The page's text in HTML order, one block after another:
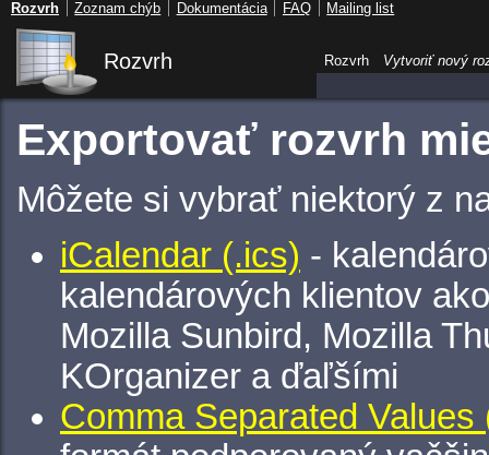
Rozvrh
Exportovať rozvrh
Môžete si vybrať niektorý z
iCalendar (.ics) -
kalendárových klientov
Mozilla Sunbird, Mozilla
KOrganizer a ďaľšími
Comma Separated Values
Rozvrh Vytvoriť nový
Rozvrh Zoznam chýb Dokumentácia FAQ Mailing list